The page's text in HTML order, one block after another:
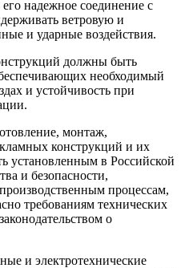
надежное соединение с
ветровую и
и ударные воздействия.
должны быть
необходимый
и устойчивость при
монтаж,
конструкций и их
установленным в Российской
и безопасности,
процессам,
требованиям технических
о
и электротехнические